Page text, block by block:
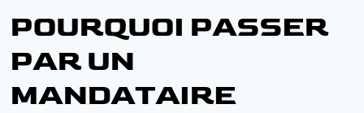
POURQUOI PASSER
PAR UN
MANDATAIRE